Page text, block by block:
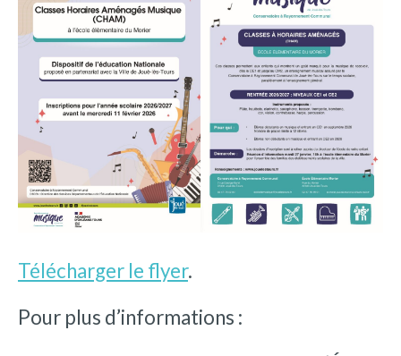
Télécharger le flyer.
Pour plus d’informations :